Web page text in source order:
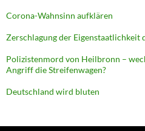
Corona-Wahnsinn aufklären
Zerschlagung der Eigenstaatlichkeit
Polizistenmord von Heilbronn –
Angriff die Streifenwagen?
Deutschland wird bluten